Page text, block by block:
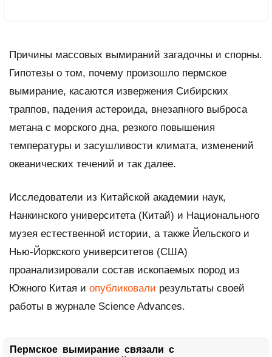
Причины массовых вымираний загадочны и спорны.
Гипотезы о том, почему произошло пермское
вымирание, касаются извержения Сибирских
траппов, падения астероида, внезапного выброса
метана с морского дна, резкого повышения
температуры и засушливости климата, изменений
океанических течений и так далее.
Исследователи из Китайской академии наук,
Нанкинского университета (Китай) и Национального
музея естественной истории, а также Йельского и
Нью-Йоркского университетов (США)
проанализировали состав ископаемых пород из
Южного Китая и опубликовали результаты своей
работы в журнале Science Advances.
Пермское вымирание связали с